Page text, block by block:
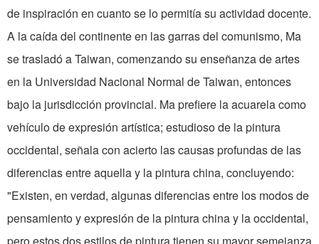
de inspiración en cuanto se lo permitía su actividad docente.
A la caída del continente en las garras del comunismo, Ma
se trasladó a Taiwan, comenzando su enseñanza de artes
en la Universidad Nacional Normal de Taiwan, entonces
bajo la jurisdicción provincial. Ma prefiere la acuarela como
vehículo de expresión artística; estudioso de la pintura
occidental, señala con acierto las causas profundas de las
diferencias entre aquella y la pintura china, concluyendo:
"Existen, en verdad, algunas diferencias entre los modos de
pensamiento y expresión de la pintura china y la occidental,